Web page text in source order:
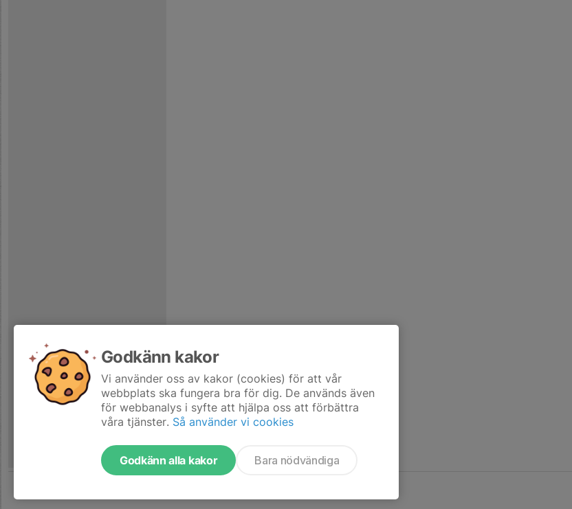
Godkänn kakor
Vi använder oss av kakor (cookies) för att vår
webbplats ska fungera bra för dig. De används även
för webbanalys i syfte att hjälpa oss att förbättra
våra tjänster. Så använder vi cookies
Godkänn alla kakor Bara nödvändiga